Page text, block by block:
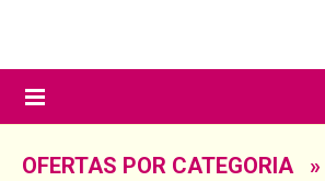
OFERTAS POR CATEGORIA »